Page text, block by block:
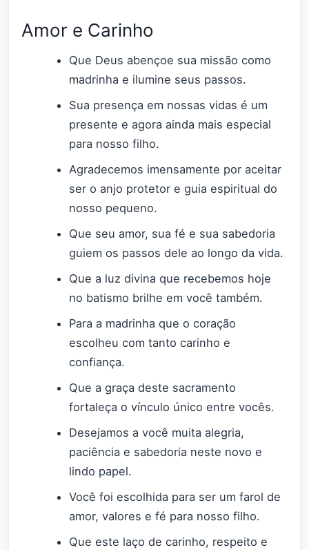
Amor e Carinho
Que Deus abençoe sua missão como
madrinha e ilumine seus passos.
Sua presença em nossas vidas é um
presente e agora ainda mais especial
para nosso filho.
Agradecemos imensamente por aceitar
ser o anjo protetor e guia espiritual do
nosso pequeno.
Que seu amor, sua fé e sua sabedoria
guiem os passos dele ao longo da vida.
Que a luz divina que recebemos hoje
no batismo brilhe em você também.
Para a madrinha que o coração
escolheu com tanto carinho e
confiança.
Que a graça deste sacramento
fortaleça o vínculo único entre vocês.
Desejamos a você muita alegria,
paciência e sabedoria neste novo e
lindo papel.
Você foi escolhida para ser um farol de
amor, valores e fé para nosso filho.
Que este laço de carinho, respeito e